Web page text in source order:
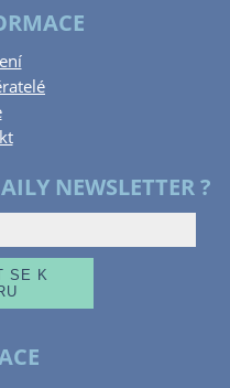
NEWSLETTER ?